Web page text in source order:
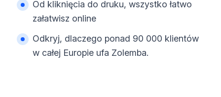
Od kliknięcia do druku, wszystko łatwo
załatwisz online
Odkryj, dlaczego ponad 90 000 klientów
w całej Europie ufa Zolemba.